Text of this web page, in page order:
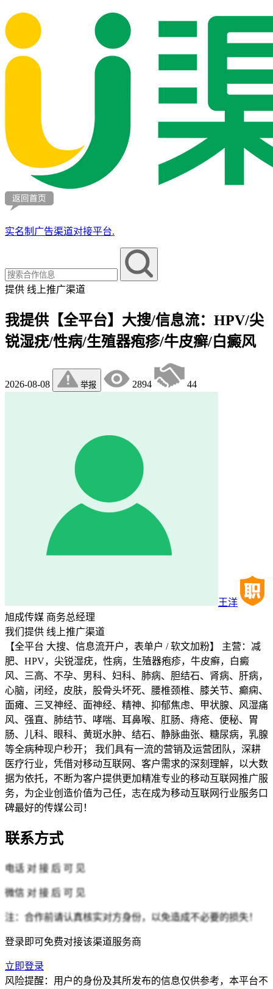
实名制广告渠道对接平台.
提供 线上推广渠道
我提供【全平台】大搜/信息流：HPV/尖
锐湿疣/性病/生殖器疱疹/牛皮癣/白癜风
2026-08-08 举报 2894 44
王洋
旭成传媒 商务总经理
我们提供 线上推广渠道
【全平台 大搜、信息流开户，表单户 / 软文加粉】 主营：减
肥、HPV，尖锐湿疣，性病，生殖器疱疹，牛皮癣，白癜
风、三高、不孕、男科、妇科、肺病、胆结石、肾病、肝病，
心脑，闭经，皮肤，股骨头坏死、腰椎颈椎、膝关节、癫痫、
面瘫、三叉神经、面神经、精神、抑郁焦虑、甲状腺、风湿痛
风、强直、肺结节、哮喘、耳鼻喉、肛肠、痔疮、便秘、胃
肠、儿科、眼科、黄斑水肿、结石、静脉曲张、糖尿病，乳腺
等全病种现户秒开； 我们具有一流的营销及运营团队，深耕
医疗行业，凭借对移动互联网、客户需求的深刻理解，以大数
据为依托，不断为客户提供更加精准专业的移动互联网推广服
务，为企业创造价值为己任，志在成为移动互联网行业服务口
碑最好的传媒公司！
联系方式
电话 对 接 后 可 见
微信 对 接 后 可 见
注：合作前请认真核实对方身份，以免造成不必要的损失！
登录即可免费对接该渠道服务商
立即登录
风险提醒：用户的身份及其所发布的信息仅供参考，本平台不